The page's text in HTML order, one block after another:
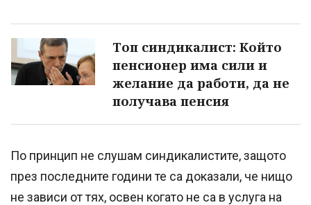
Топ синдикалист: Който
пенсионер има сили и
желание да работи, да не
получава пенсия
По принцип не слушам синдикалистите, защото
през последните години те са доказали, че нищо
не зависи от тях, освен когато не са в услуга на